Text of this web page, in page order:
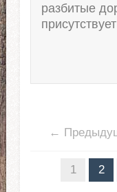
разбитые
←
1 2